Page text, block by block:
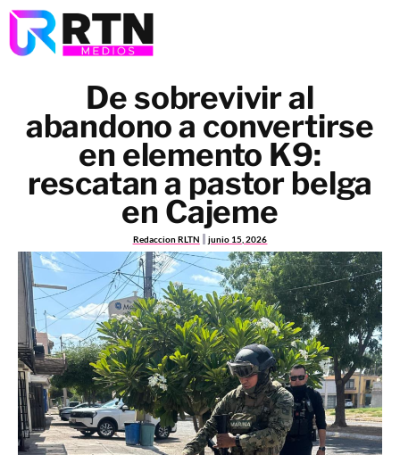
De sobrevivir al
abandono a convertirse
en elemento K9:
rescatan a pastor belga
en Cajeme
Redaccion RLTN junio 15, 2026